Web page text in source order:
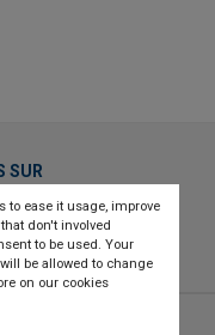
to ease it usage, improve
don't involved
to be used. Your
be allowed to change
on our cookies
SUR
youtube